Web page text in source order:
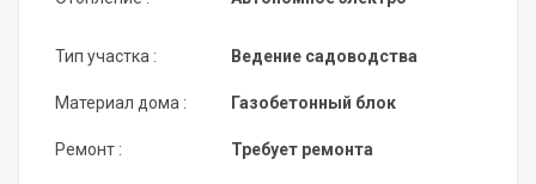
Тип участка :
Материал дома :
Ремонт :
Ведение садоводства
Газобетонный блок
Требует ремонта